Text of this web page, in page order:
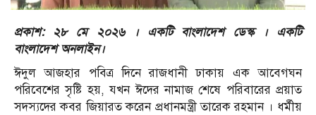
প্রকাশ: ২৮ মে ২০২৬ । একটি বাংলাদেশ ডেস্ক । একটি
বাংলাদেশ অনলাইন।
ঈদুল আজহার পবিত্র দিনে রাজধানী ঢাকায় এক আবেগঘন
পরিবেশের সৃষ্টি হয়, যখন ঈদের নামাজ শেষে পরিবারের প্রয়াত
সদস্যদের কবর জিয়ারত করেন প্রধানমন্ত্রী তারেক রহমান । ধর্মীয়